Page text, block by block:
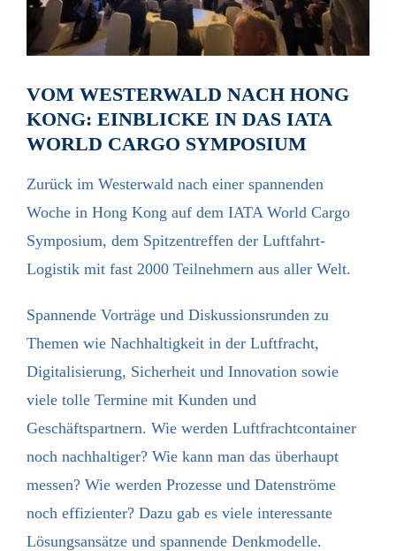
VOM WESTERWALD NACH HONG
KONG: EINBLICKE IN DAS IATA
WORLD CARGO SYMPOSIUM
Zurück im Westerwald nach einer spannenden
Woche in Hong Kong auf dem IATA World Cargo
Symposium, dem Spitzentreffen der Luftfahrt-
Logistik mit fast 2000 Teilnehmern aus aller Welt.
Spannende Vorträge und Diskussionsrunden zu
Themen wie Nachhaltigkeit in der Luftfracht,
Digitalisierung, Sicherheit und Innovation sowie
viele tolle Termine mit Kunden und
Geschäftspartnern. Wie werden Luftfrachtcontainer
noch nachhaltiger? Wie kann man das überhaupt
messen? Wie werden Prozesse und Datenströme
noch effizienter? Dazu gab es viele interessante
Lösungsansätze und spannende Denkmodelle.